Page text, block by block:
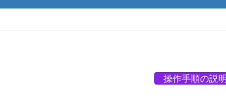
操作手順の説明